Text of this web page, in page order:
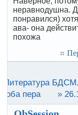
неравнодушна.
понравился)
ава- она
похожа
Литература
пера
»